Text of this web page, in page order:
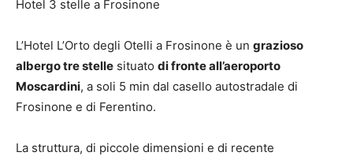
Hotel 3 stelle a Frosinone
L’Hotel L’Orto degli Otelli a Frosinone è un grazioso
albergo tre stelle situato di fronte all’aeroporto
Moscardini, a soli 5 min dal casello autostradale di
Frosinone e di Ferentino.
La struttura, di piccole dimensioni e di recente